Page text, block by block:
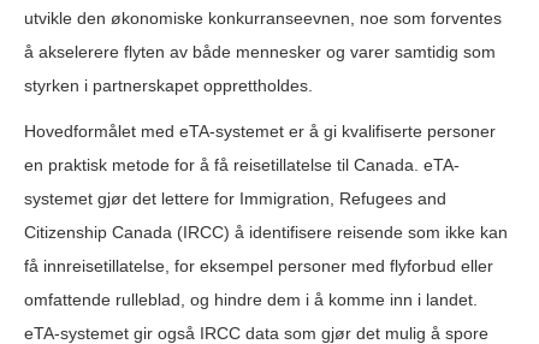
utvikle den økonomiske konkurranseevnen, noe som forventes
å akselerere flyten av både mennesker og varer samtidig som
styrken i partnerskapet opprettholdes.
Hovedformålet med eTA-systemet er å gi kvalifiserte personer
en praktisk metode for å få reisetillatelse til Canada. eTA-
systemet gjør det lettere for Immigration, Refugees and
Citizenship Canada (IRCC) å identifisere reisende som ikke kan
få innreisetillatelse, for eksempel personer med flyforbud eller
omfattende rulleblad, og hindre dem i å komme inn i landet.
eTA-systemet gir også IRCC data som gjør det mulig å spore